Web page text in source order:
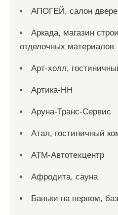
АПОГЕЙ, салон
Аркада, магазин
отделочных материалов
Арт-холл,
Артика-НН
Аруна-Транс-Сервис
Атал, гостиничный
АТМ-Автотехцентр
Афродита, сауна
Баньки на первом,